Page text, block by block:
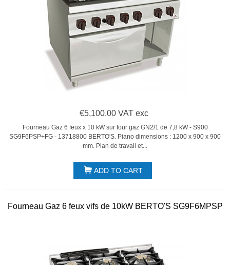
€5,100.00 VAT exc
Fourneau Gaz 6 feux x 10 kW sur four gaz GN2/1 de 7,8 kW - S900
SG9F6PSP+FG - 13718800 BERTO'S. Piano dimensions : 1200 x 900 x 900
mm. Plan de travail et...
ADD TO CART
Fourneau Gaz 6 feux vifs de 10kW BERTO'S SG9F6MPSP